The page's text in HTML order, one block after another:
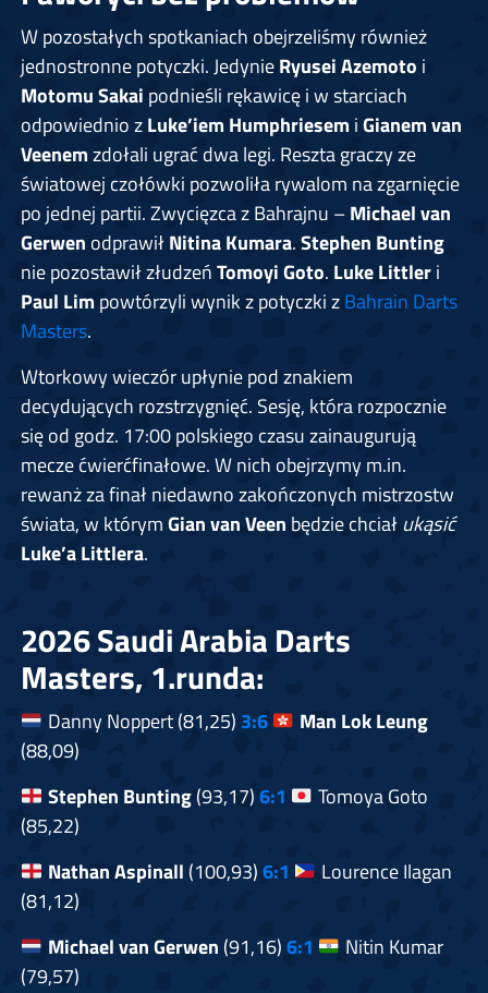
W pozostałych spotkaniach obejrzeliśmy również
jednostronne potyczki. JedynieRyuseiAzemoto i
Motomu Sakai podnieśli rękawicę i w starciach
odpowiednio zLuke’iem Humphriesem iGianem van
Veenemzdołali ugrać dwa legi. Reszta graczy ze
światowej czołówki pozwoliła rywalom na zgarnięcie
po jednej partii. Zwycięzca z Bahrajnu –Michael van
Gerwen odprawiłNitina Kumara.Stephen Bunting
nie pozostawił złudzeńTomoyi Goto. Luke Littleri
Paul Lim powtórzyli wynik z potyczki zBahrain Darts
Masters.
Wtorkowy wieczór upłynie pod znakiem
decydujących rozstrzygnięć. Sesję, która rozpocznie
się od godz. 17:00 polskiego czasu zainaugurują
mecze ćwierćfinałowe. W nich obejrzymy m.in.
rewanż za finał niedawno zakończonych mistrzostw
świata, w którymGian van Veen będzie chciał ukąsić
Luke’a Littlera.
2026 Saudi Arabia Darts
Masters, 1.runda:
Danny Noppert (81,25) 3:6
Man Lok Leung
(88,09)
Stephen Bunting(93,17)6:1
Tomoya Goto
(85,22)
Nathan Aspinall (100,93)6:1
Lourence Ilagan
(81,12)
Michael van Gerwen (91,16)6:1
Nitin Kumar
(79,57)